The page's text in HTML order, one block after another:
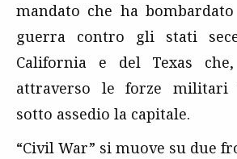
mandato che ha
guerra contro gli stati
California e del Texas
attraverso le forze militari
sotto assedio la capitale.
“Civil War” si muove su due